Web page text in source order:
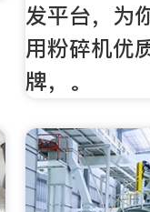
发平台，为
用粉碎机优
牌，。